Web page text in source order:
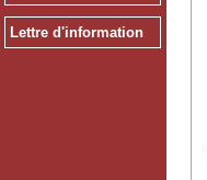
Lettre d'information